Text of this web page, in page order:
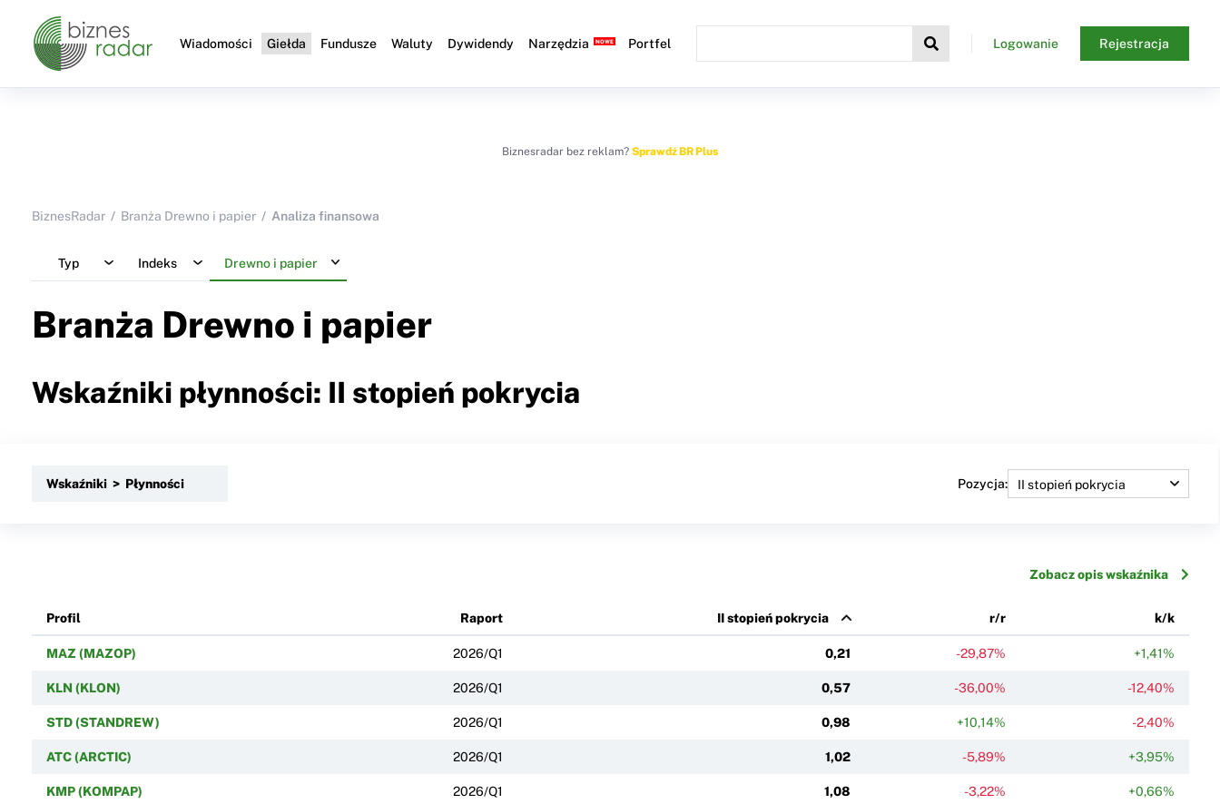
Wiadomości Giełda Fundusze Waluty Dywidendy Narzędzia Portfel Logowanie Rejestracja
Biznesradar bez reklam? Sprawdź BR Plus
BiznesRadar Branża Drewno i papier Analiza finansowa
Typ Indeks Drewno i papier
Branża Drewno i papier
Wskaźniki płynności: II stopień pokrycia
Wskaźniki > Płynności Pozycja:
Zobacz opis wskaźnika
Profil Raport II stopień pokrycia r/r k/k
MAZ (MAZOP) 2026/Q1 0,21 -29,87% +1,41%
KLN (KLON) 2026/Q1 0,57 -36,00% -12,40%
STD (STANDREW) 2026/Q1 0,98 +10,14% -2,40%
ATC (ARCTIC) 2026/Q1 1,02 -5,89% +3,95%
KMP (KOMPAP) 2026/Q1 1,08 -3,22% +0,66%